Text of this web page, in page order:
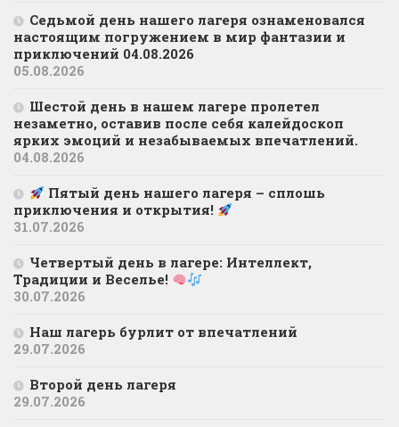
Седьмой день нашего лагеря ознаменовался
настоящим погружением в мир фантазии и
приключений 04.08.2026
05.08.2026
Шестой день в нашем лагере пролетел
незаметно, оставив после себя калейдоскоп
ярких эмоций и незабываемых впечатлений.
04.08.2026
Пятый день нашего лагеря – сплошь
приключения и открытия!
31.07.2026
Четвертый день в лагере: Интеллект,
Традиции и Веселье!
30.07.2026
Наш лагерь бурлит от впечатлений
29.07.2026
Второй день лагеря
29.07.2026